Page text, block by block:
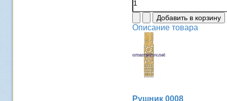
Описание товара
Рушник 0008